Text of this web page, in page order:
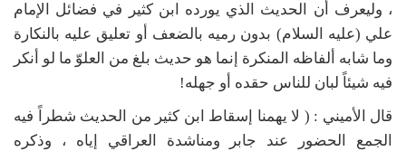
، وليعرف أن الحديث الذي يورده ابن كثير في فضائل الإمام
علي (عليه السلام) بدون رميه بالضعف أو تعليق عليه بالنكارة
وما شابه ألفاظه المنكرة إنما هو حديث بلغ من العلوّ ما لو أنكر
فيه شيئاً لبان للناس حقده أو جهله!
قال الأميني : ( لا يهمنا إسقاط ابن كثير من الحديث شطراً فيه
الجمع الحضور عند جابر ومناشدة العراقي إياه ، وذكره